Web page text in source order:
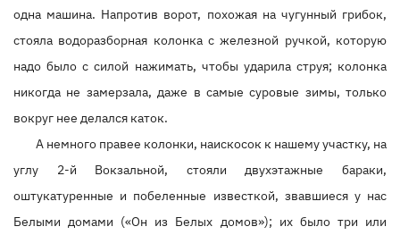
одна машина. Напротив ворот, похожая на чугунный грибок,
стояла водоразборная колонка с железной ручкой, которую
надо было с силой нажимать, чтобы ударила струя; колонка
никогда не замерзала, даже в самые суровые зимы, только
вокруг нее делался каток.
А немного правее колонки, наискосок к нашему участку, на
углу 2-й Вокзальной, стояли двухэтажные бараки,
оштукатуренные и побеленные известкой, звавшиеся у нас
Белыми домами («Он из Белых домов»); их было три или